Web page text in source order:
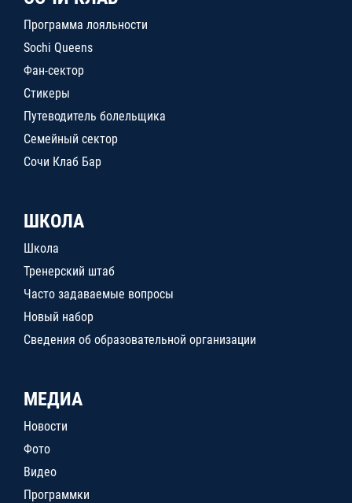
Программа лояльности
Sochi Queens
Фан-сектор
Стикеры
Путеводитель болельщика
Семейный сектор
Сочи Клаб Бар
ШКОЛА
Школа
Тренерский штаб
Часто задаваемые вопросы
Новый набор
Сведения об образовательной организации
МЕДИА
Новости
Фото
Видео
Программки